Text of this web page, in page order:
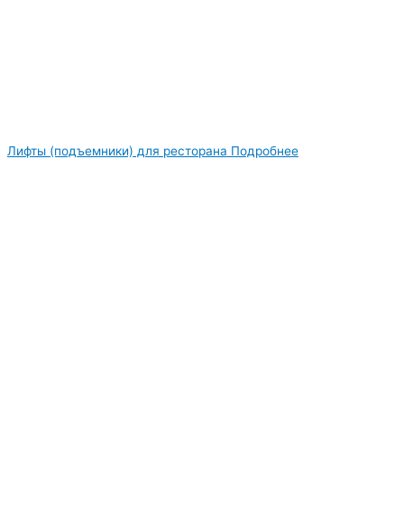
Лифты (подъемники) для ресторана Подробнее